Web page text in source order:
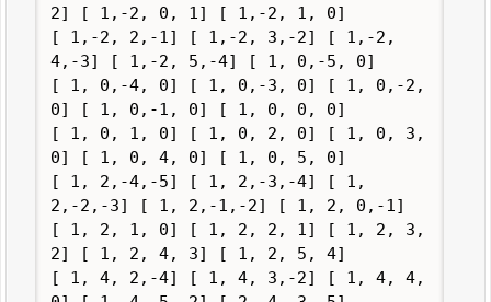
2] [ 1,-2, 0, 1] [ 1,-2, 1, 0]
[ 1,-2, 2,-1] [ 1,-2, 3,-2] [ 1,-2,
4,-3] [ 1,-2, 5,-4] [ 1, 0,-5, 0]
[ 1, 0,-4, 0] [ 1, 0,-3, 0] [ 1, 0,-2,
0] [ 1, 0,-1, 0] [ 1, 0, 0, 0]
[ 1, 0, 1, 0] [ 1, 0, 2, 0] [ 1, 0, 3,
0] [ 1, 0, 4, 0] [ 1, 0, 5, 0]
[ 1, 2,-4,-5] [ 1, 2,-3,-4] [ 1,
2,-2,-3] [ 1, 2,-1,-2] [ 1, 2, 0,-1]
[ 1, 2, 1, 0] [ 1, 2, 2, 1] [ 1, 2, 3,
2] [ 1, 2, 4, 3] [ 1, 2, 5, 4]
[ 1, 4, 2,-4] [ 1, 4, 3,-2] [ 1, 4, 4,